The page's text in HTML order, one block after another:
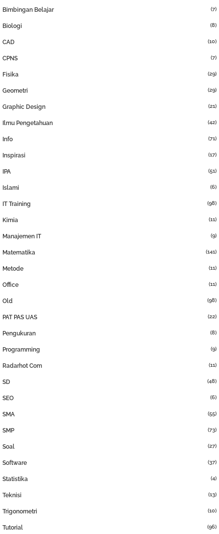
Bimbingan Belajar (7)
Biologi (8)
CAD (10)
CPNS (7)
Fisika (29)
Geometri (29)
Graphic Design (21)
Ilmu Pengetahuan (42)
Info (71)
Inspirasi (17)
IPA (51)
Islami (6)
IT Training (98)
Kimia (11)
Manajemen IT (9)
Matematika (141)
Metode (11)
Office (11)
Old (98)
PAT PAS UAS (22)
Pengukuran (8)
Programming (9)
Radarhot Com (11)
SD (48)
SEO (6)
SMA (55)
SMP (73)
Soal (27)
Software (37)
Statistika (4)
Teknisi (13)
Trigonometri (10)
Tutorial (96)